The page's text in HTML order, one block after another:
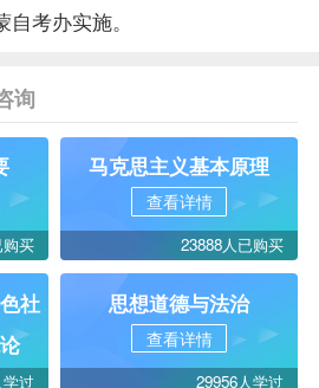
自考办实施。
询
购买
马克思主义基本原理
查看详情
23888人已购买
社
过
思想道德与法治
查看详情
29956人学过